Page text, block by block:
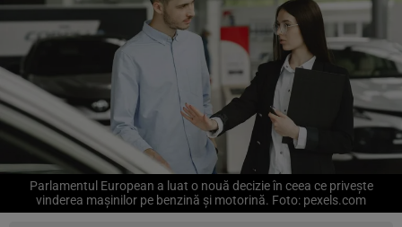
Parlamentul European a luat o nouă decizie în ceea ce privește
vinderea mașinilor pe benzină și motorină. Foto: pexels.com